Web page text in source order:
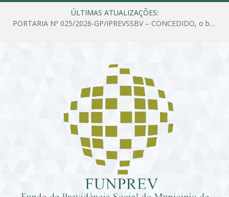
ÚLTIMAS ATUALIZAÇÕES:
PORTARIA Nº 025/2026-GP/IPREVSSBV – CONCEDIDO, o benefício de PENSÃO a MARIA ESTELA DOS SANTOS SOUZA